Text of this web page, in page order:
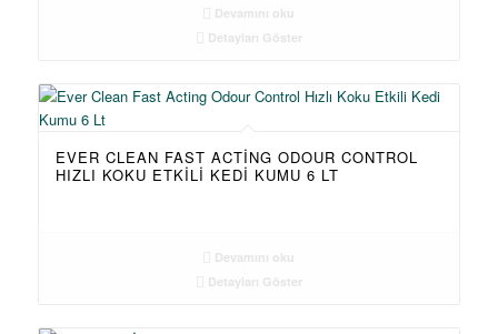
Devamını oku
Detayları Göster
EVER CLEAN FAST ACTING ODOUR CONTROL
HIZLI KOKU ETKILI KEDI KUMU 6 LT
Devamını oku
Detayları Göster